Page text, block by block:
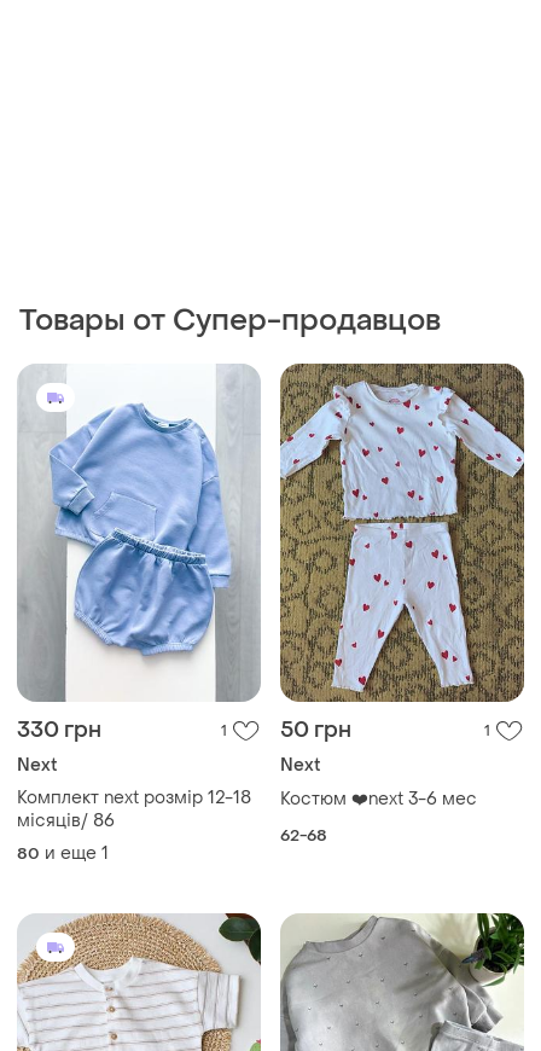
Товары от Супер-продавцов
330 грн 1
Next
Комплект next розмір 12-18
місяців/ 86
80 и еще 1
50 грн 1
Next
Костюм ❤️next 3-6 мес
62-68